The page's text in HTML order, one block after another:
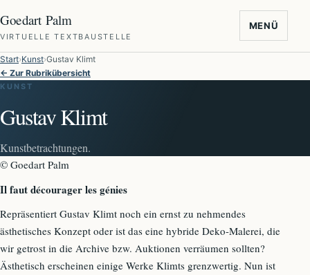
Goedart Palm
VIRTUELLE TEXTBAUSTELLE
MENÜ
Start Kunst Gustav Klimt
← Zur Rubrikübersicht
KUNST
Gustav Klimt
Kunstbetrachtungen.
© Goedart Palm
Il faut décourager les génies
Repräsentiert Gustav Klimt noch ein ernst zu nehmendes
ästhetisches Konzept oder ist das eine hybride Deko-Malerei, die
wir getrost in die Archive bzw. Auktionen verräumen sollten?
Ästhetisch erscheinen einige Werke Klimts grenzwertig. Nun ist